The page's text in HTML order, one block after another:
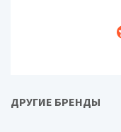
ДРУГИЕ БРЕНДЫ